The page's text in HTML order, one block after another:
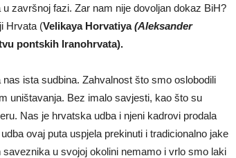
završnoj fazi. Zar nam nije dovoljan dokaz BiH?
Hrvata (Velikaya Horvatiya(Aleksander
pontskih Iranohrvata).
ista sudbina. Zahvalnost što smo oslobodili
uništavanja. Bez imalo savjesti, kao što su
Nas je hrvatska udba i njeni kadrovi prodala
ovaj puta uspjela prekinuti i tradicionalno jake
u svojoj okolini nemamo i vrlo smo laki